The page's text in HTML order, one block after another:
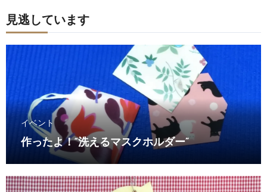
見逃しています
イベント
作ったよ！“洗えるマスクホルダー”